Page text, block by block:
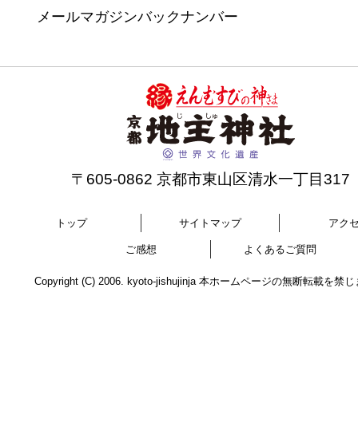
メールマガジンバックナンバー
〒605-0862 京都市東山区清水一丁目317
トップ サイトマップ アク
ご感想 よくあるご質問
Copyright (C) 2006. kyoto-jishujinja 本ホームページの無断転載を禁じ